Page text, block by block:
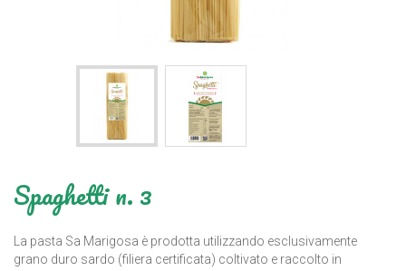
Spaghetti n. 3
La pasta Sa Marigosa è prodotta utilizzando esclusivamente
grano duro sardo (filiera certificata) coltivato e raccolto in